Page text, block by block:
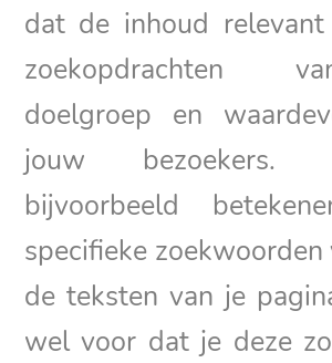
dat de inhoud
zoekopdrachten
doelgroep en
jouw
bijvoorbeeld
specifieke
de teksten van je
wel voor dat je deze